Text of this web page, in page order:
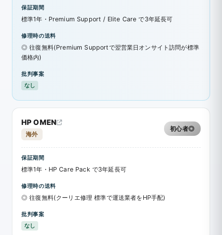
保証期間
標準1年・Premium Support / Elite Care で3年延長可
修理時の送料
◎ 往復無料(Premium Supportで翌営業日オンサイト訪問が標準
価格内)
批判事案
なし
HP OMEN
海外
保証期間
標準1年・HP Care Pack で3年延長可
修理時の送料
◎ 往復無料(クーリエ修理 標準で運送業者をHP手配)
批判事案
なし
初心者◎